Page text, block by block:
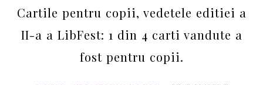
Cartile pentru copii, vedetele editiei a
II-a a LibFest: 1 din 4 carti vandute a
fost pentru copii.